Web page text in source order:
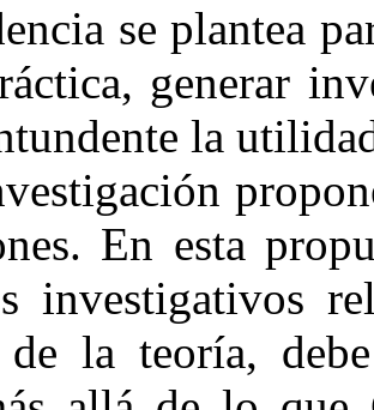
se plantea
generar
la
En esta
investigativos
de la teoría,